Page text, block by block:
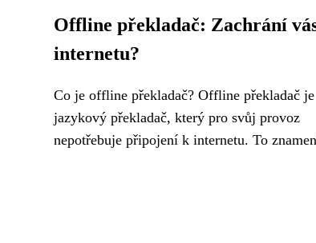
Offline překladač: Zachrání
internetu?
Co je offline překladač? Offline překladač je
jazykový překladač, který pro svůj provoz
nepotřebuje připojení k internetu. To